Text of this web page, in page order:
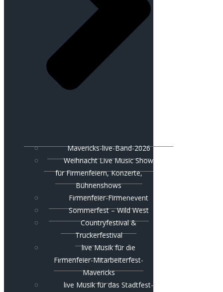
Mavericks-live-Band-2026
Weihnacht Live Music Show
für Firmenfeiern, Konzerte,
Bühnenshows
Firmenfeier-Firmenevent
Sommerfest – Wild West
Countryfestival &
Truckerfestival
live Musik für die
Firmenfeier-Mitarbeiterfest-
Mavericks
live Musik für das Stadtfest-